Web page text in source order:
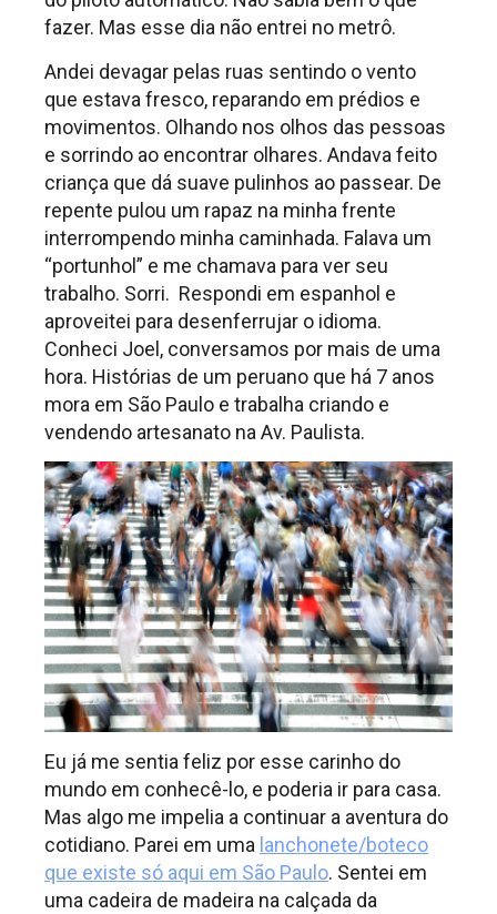
fazer. Mas esse dia não entrei no metrô.
Andei devagar pelas ruas sentindo o vento
que estava fresco, reparando em prédios e
movimentos. Olhando nos olhos das pessoas
e sorrindo ao encontrar olhares. Andava feito
criança que dá suave pulinhos ao passear. De
repente pulou um rapaz na minha frente
interrompendo minha caminhada. Falava um
“portunhol” e me chamava para ver seu
trabalho. Sorri. Respondi em espanhol e
aproveitei para desenferrujar o idioma.
Conheci Joel, conversamos por mais de uma
hora. Histórias de um peruano que há 7 anos
mora em São Paulo e trabalha criando e
vendendo artesanato na Av. Paulista.
Eu já me sentia feliz por esse carinho do
mundo em conhecê-lo, e poderia ir para casa.
Mas algo me impelia a continuar a aventura do
cotidiano. Parei em uma lanchonete/boteco
que existe só aqui em São Paulo. Sentei em
uma cadeira de madeira na calçada da